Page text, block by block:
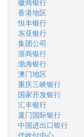
徽商银行
香港地区
恒丰银行
东亚银行
集团公司
浙商银行
渤海银行
澳门地区
重庆三峡银行
国家开发银行
汇丰银行
厦门国际银行
中国进出口银行
代收付中心